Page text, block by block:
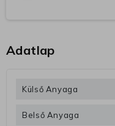
Adatlap
Külső Anyaga
Belső Anyaga